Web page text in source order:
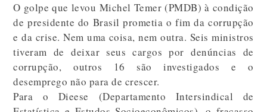
O golpe que levou Michel Temer (PMDB) à condição
de presidente do Brasil prometia o fim da corrupção
e da crise. Nem uma coisa, nem outra. Seis ministros
tiveram de deixar seus cargos por denúncias de
corrupção, outros 16 são investigados e o
desemprego não para de crescer.
Para o Dieese (Departamento Intersindical de